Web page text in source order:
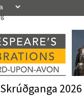
Skrúðganga 2026